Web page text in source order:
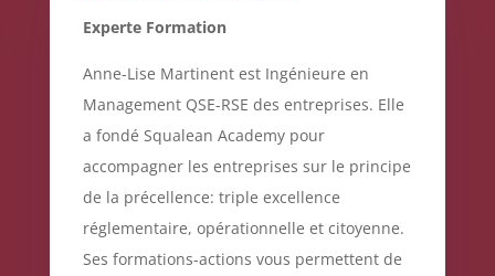
Experte Formation
Anne-Lise Martinent est Ingénieure en
Management QSE-RSE des entreprises. Elle
a fondé Squalean Academy pour
accompagner les entreprises sur le principe
de la précellence: triple excellence
réglementaire, opérationnelle et citoyenne.
Ses formations-actions vous permettent de